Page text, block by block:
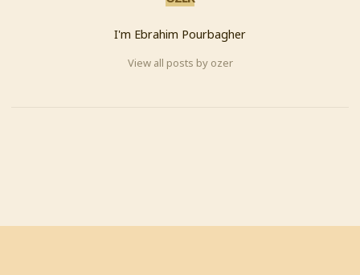
I'm Ebrahim Pourbagher
View all posts by ozer
نامحدود، دستور خواهم داد تمامی